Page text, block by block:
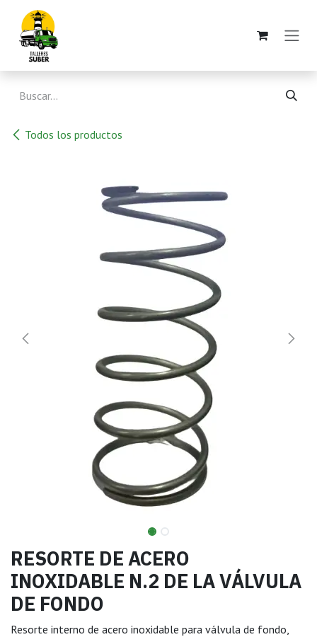
Ir al contenido
Todos los productos
RESORTE DE ACERO
INOXIDABLE N.2 DE LA VÁLVULA
DE FONDO
Resorte interno de acero inoxidable para válvula de fondo,